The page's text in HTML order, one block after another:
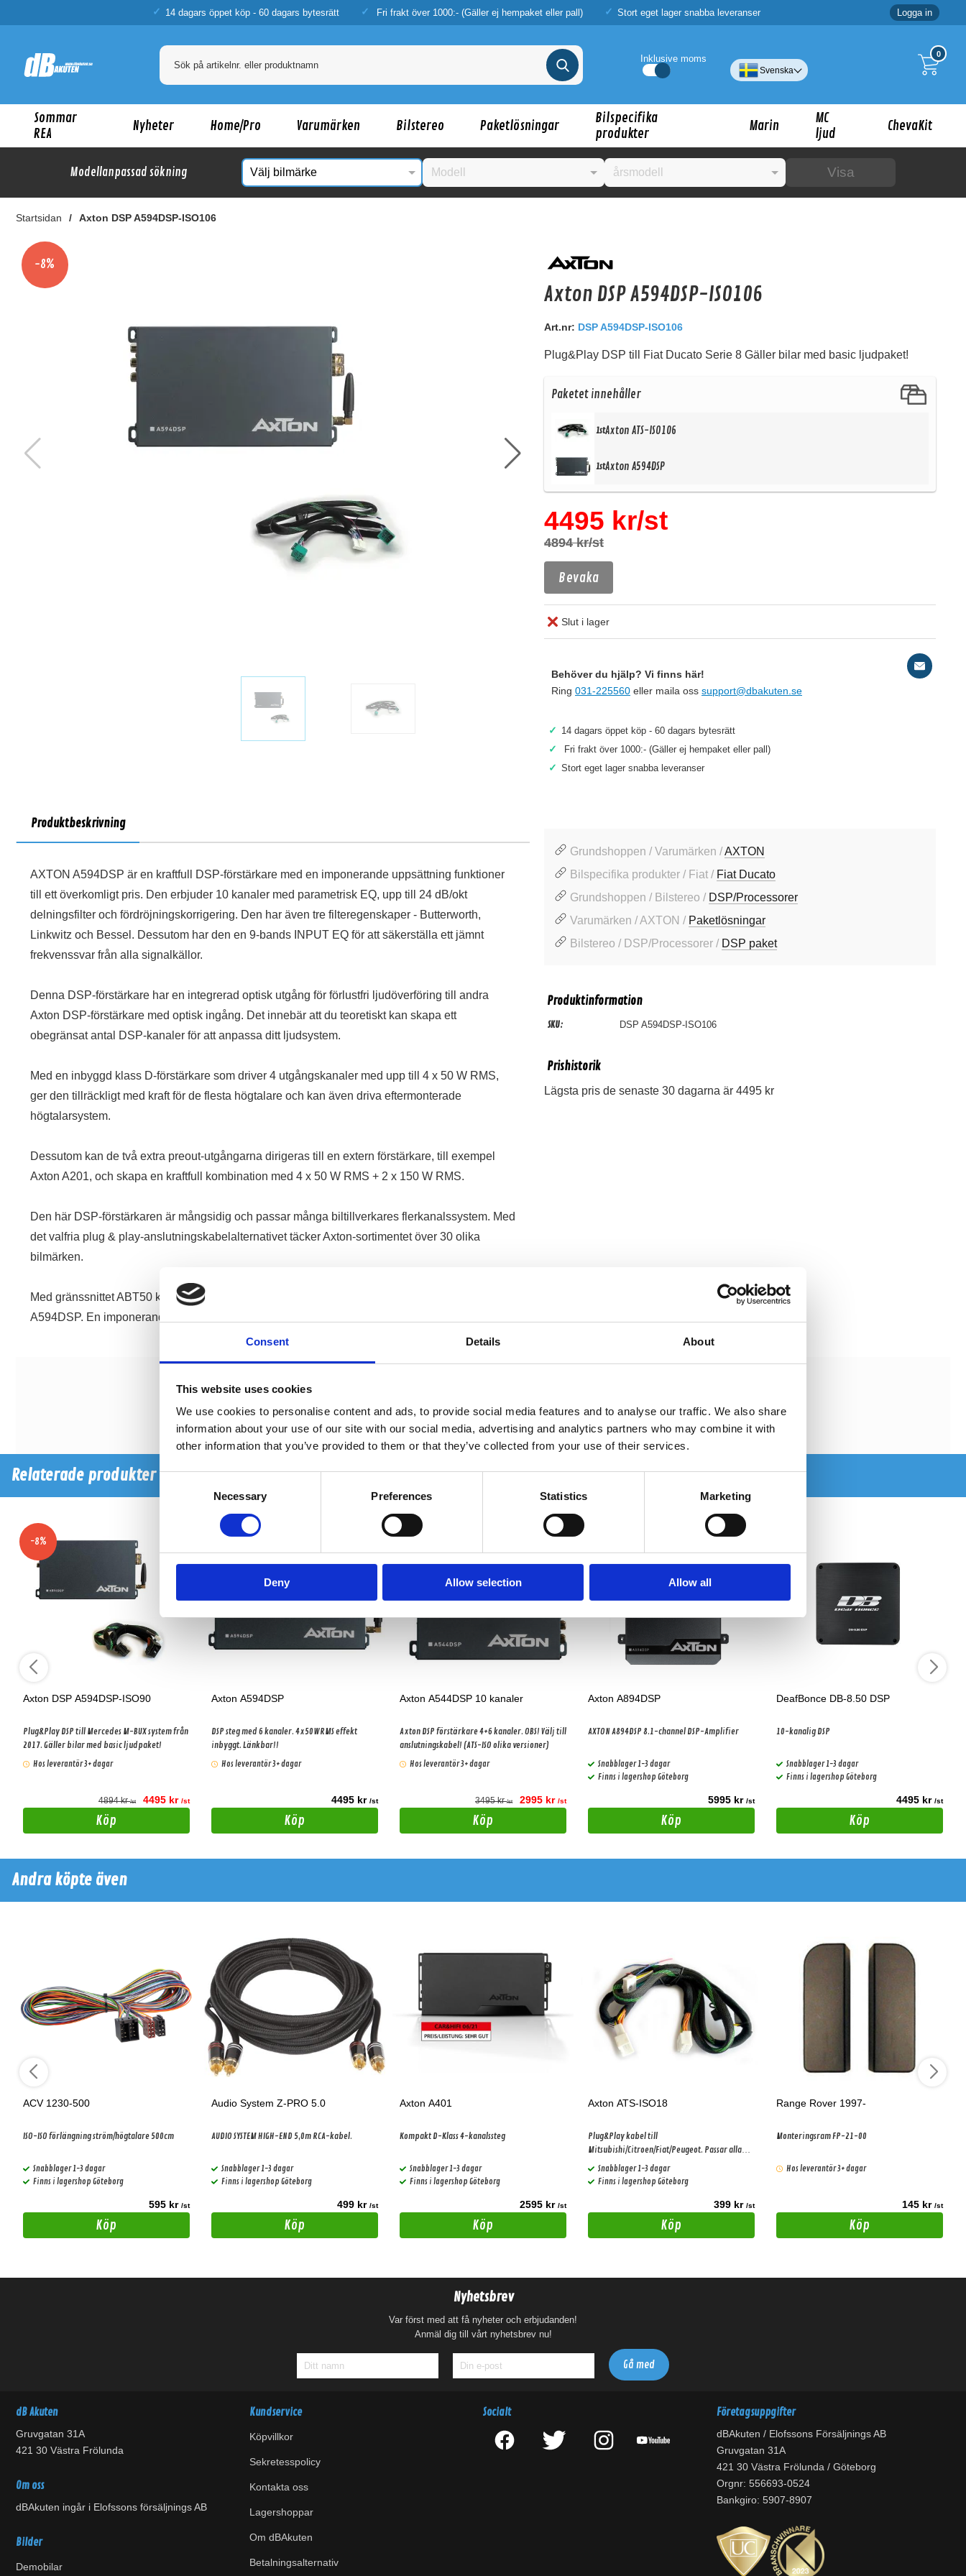
Consent Details About
This website uses cookies
We use cookies to personalise content and ads, to provide social media features and to analyse our traffic. We also share
information about your use of our site with our social media, advertising and analytics partners who may combine it with
other information that you’ve provided to them or that they’ve collected from your use of their services.
Selection
Necessary Preferences Statistics Marketing
Deny Allow selection Allow all
14 dagars öppet köp - 60 dagars bytesrätt Fri frakt över 1000:- (Gäller ej hempaket eller pall) Stort eget lager snabba leveranser Logga in
0
Inklusive moms
Svenska
Sommar
REA
Nyheter Home/Pro Varumärken Bilstereo Paketlösningar
Bilspecifika
produkter
Marin
MC
ljud
ChevaKit
Modellanpassad sökning Visa
Startsidan Axton DSP A594DSP-ISO106
Kanske någon av dessa produkter kan intressera dig?
79 kr
-8%
Axton DSP A594DSP-ISO106
Art.nr: DSP A594DSP-ISO106
Plug&Play DSP till Fiat Ducato Serie 8 Gäller bilar med basic ljudpaket!
Paketet innehåller
1stAxton ATS-ISO106
1stAxton A594DSP
4495 kr/st
4894 kr/st
Bevaka
Slut i lager
Behöver du hjälp? Vi finns här!
Ring 031-225560 eller maila oss support@dbakuten.se
✓ 14 dagars öppet köp - 60 dagars bytesrätt
✓ Fri frakt över 1000:- (Gäller ej hempaket eller pall)
✓ Stort eget lager snabba leveranser
Produktbeskrivning
AXTON A594DSP är en kraftfull DSP-förstärkare med en imponerande uppsättning funktioner
till ett överkomligt pris. Den erbjuder 10 kanaler med parametrisk EQ, upp till 24 dB/okt
delningsfilter och fördröjningskorrigering. Den har även tre filteregenskaper - Butterworth,
Linkwitz och Bessel. Dessutom har den en 9-bands INPUT EQ för att säkerställa ett jämnt
frekvenssvar från alla signalkällor.
Denna DSP-förstärkare har en integrerad optisk utgång för förlustfri ljudöverföring till andra
Axton DSP-förstärkare med optisk ingång. Det innebär att du teoretiskt kan skapa ett
obegränsat antal DSP-kanaler för att anpassa ditt ljudsystem.
Med en inbyggd klass D-förstärkare som driver 4 utgångskanaler med upp till 4 x 50 W RMS,
ger den tillräckligt med kraft för de flesta högtalare och kan även driva eftermonterade
högtalarsystem.
Dessutom kan de två extra preout-utgångarna dirigeras till en extern förstärkare, till exempel
Axton A201, och skapa en kraftfull kombination med 4 x 50 W RMS + 2 x 150 W RMS.
Den här DSP-förstärkaren är mångsidig och passar många biltillverkares flerkanalssystem. Med
det valfria plug & play-anslutningskabelalternativet täcker Axton-sortimentet över 30 olika
bilmärken.
Med gränssnittet ABT50 kan du njuta av Hi-Res Audio-uppspelning och studiomasterkvalitet via
A594DSP. En imponerande förstärkare med en mängd möjligheter till en rimlig kostnad.
Grundshoppen / Varumärken /AXTON
Bilspecifika produkter / Fiat / Fiat Ducato
Grundshoppen / Bilstereo / DSP/Processorer
Varumärken / AXTON / Paketlösningar
Bilstereo / DSP/Processorer / DSP paket
Produktinformation
SKU: DSP A594DSP-ISO106
Prishistorik
Lägsta pris de senaste 30 dagarna är 4495 kr
Produkten har inga recensioner
Relaterade produkter
-8%
Axton DSP A594DSP-ISO90
Plug&Play DSP till Mercedes M-BUX system från
2017. Gäller bilar med basic ljudpaket!
Hos leverantör 3+ dagar
4894 kr/st 4495 kr /st
Köp
Axton A594DSP
DSP steg med 6 kanaler. 4x50WRMS effekt
inbyggt. Länkbar!!
Hos leverantör 3+ dagar
4495 kr /st
Köp
Axton A544DSP 10 kanaler
Axton DSP förstärkare 4+6 kanaler. OBS! Välj till
anslutningskabel! (ATS-ISO olika versioner)
Hos leverantör 3+ dagar
3495 kr/st 2995 kr /st
Köp
Axton A894DSP
AXTON A894DSP 8.1-channel DSP-Amplifier
Snabblager 1-3 dagar
Finns i lagershop Göteborg
5995 kr /st
Köp
DeafBonce DB-8.50 DSP
10-kanalig DSP
Snabblager 1-3 dagar
Finns i lagershop Göteborg
4495 kr /st
Köp
Andra köpte även
ACV 1230-500
ISO-ISO förlängning ström/högtalare 500cm
Snabblager 1-3 dagar
Finns i lagershop Göteborg
595 kr /st
Köp
Audio System Z-PRO 5.0
AUDIO SYSTEM HIGH-END 5,0m RCA-kabel.
Snabblager 1-3 dagar
Finns i lagershop Göteborg
499 kr /st
Köp
Axton A401
Kompakt D-Klass 4-kanalssteg
Snabblager 1-3 dagar
Finns i lagershop Göteborg
2595 kr /st
Köp
Axton ATS-ISO18
Plug&Play kabel till
Mitsubishi/Citroen/Fiat/Peugeot. Passar alla
Axton DSP förstärkare. Gäller bilar med basic
ljudpaket!
Snabblager 1-3 dagar
Finns i lagershop Göteborg
399 kr /st
Köp
Range Rover 1997-
Monteringsram FP-21-00
Hos leverantör 3+ dagar
145 kr /st
Köp
Nyhetsbrev
Var först med att få nyheter och erbjudanden!
Anmäl dig till vårt nyhetsbrev nu!
dB Akuten
Gruvgatan 31A
421 30 Västra Frölunda
Om oss
dBAkuten ingår i Elofssons försäljnings AB
Bilder
Demobilar
Kundservice
Köpvillkor
Sekretesspolicy
Kontakta oss
Lagershoppar
Om dBAkuten
Betalningsalternativ
Socialt Företagsuppgifter
dBAkuten / Elofssons Försäljnings AB
Gruvgatan 31A
421 30 Västra Frölunda / Göteborg
Orgnr: 556693-0524
Bankgiro: 5907-8907